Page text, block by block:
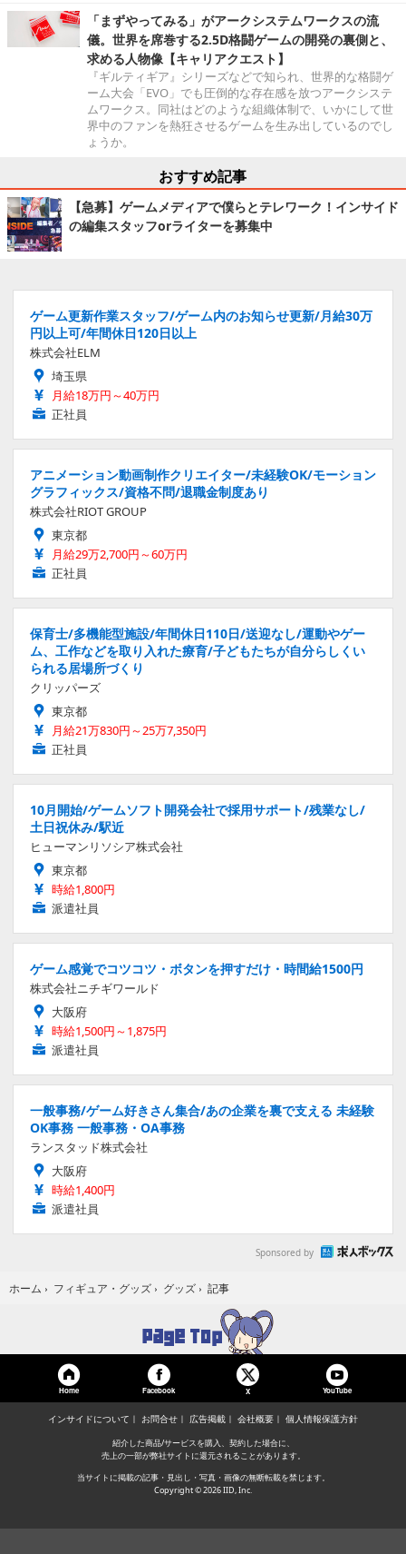
「まずやってみる」がアークシステムワークスの流
儀。世界を席巻する2.5D格闘ゲームの開発の裏側と、
求める人物像【キャリアクエスト】
『ギルティギア』シリーズなどで知られ、世界的な格闘ゲ
ーム大会「EVO」でも圧倒的な存在感を放つアークシステ
ムワークス。同社はどのような組織体制で、いかにして世
界中のファンを熱狂させるゲームを生み出しているのでし
ょうか。
おすすめ記事
【急募】ゲームメディアで僕らとテレワーク！インサイド
の編集スタッフorライターを募集中
ゲーム更新作業スタッフ/ゲーム内のお知らせ更新/月給30万
円以上可/年間休日120日以上
株式会社ELM
埼玉県
月給18万円～40万円
正社員
アニメーション動画制作クリエイター/未経験OK/モーション
グラフィックス/資格不問/退職金制度あり
株式会社RIOT GROUP
東京都
月給29万2,700円～60万円
正社員
保育士/多機能型施設/年間休日110日/送迎なし/運動やゲー
ム、工作などを取り入れた療育/子どもたちが自分らしくい
られる居場所づくり
クリッパーズ
東京都
月給21万830円～25万7,350円
正社員
10月開始/ゲームソフト開発会社で採用サポート/残業なし/
土日祝休み/駅近
ヒューマンリソシア株式会社
東京都
時給1,800円
派遣社員
ゲーム感覚でコツコツ・ボタンを押すだけ・時間給1500円
株式会社ニチギワールド
大阪府
時給1,500円～1,875円
派遣社員
一般事務/ゲーム好きさん集合/あの企業を裏で支える 未経験
OK事務 一般事務・OA事務
ランスタッド株式会社
大阪府
時給1,400円
派遣社員
Sponsored by
ホーム › フィギュア・グッズ › グッズ › 記事
Home Facebook X YouTube
インサイドについて お問合せ 広告掲載 会社概要 個人情報保護方針
紹介した商品/サービスを購入、契約した場合に、
売上の一部が弊社サイトに還元されることがあります。
当サイトに掲載の記事・見出し・写真・画像の無断転載を禁じます。
Copyright © 2026 IID, Inc.